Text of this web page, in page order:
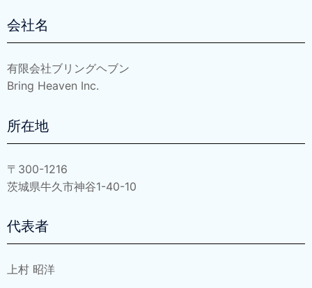
会社名
有限会社ブリングヘブン
Bring Heaven Inc.
所在地
〒300-1216
茨城県牛久市神谷1-40-10
代表者
上村 昭洋